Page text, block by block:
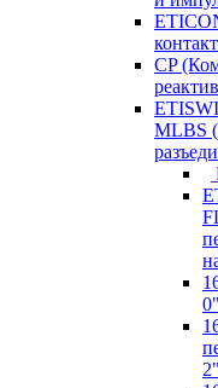
CP
MLBS
0"